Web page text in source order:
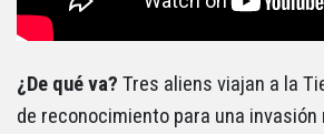
¿De qué va? Tres aliens viajan a la
de reconocimiento para una